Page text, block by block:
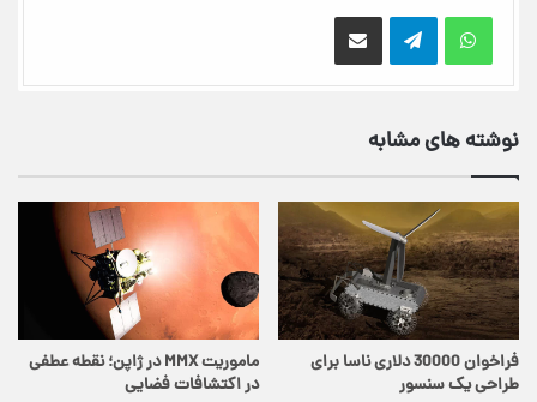
نوشته های مشابه
فراخوان 30000 دلاری ناسا برای
طراحی یک سنسور
ماموریت MMX در ژاپن؛ نقطه عطفی
در اکتشافات فضایی